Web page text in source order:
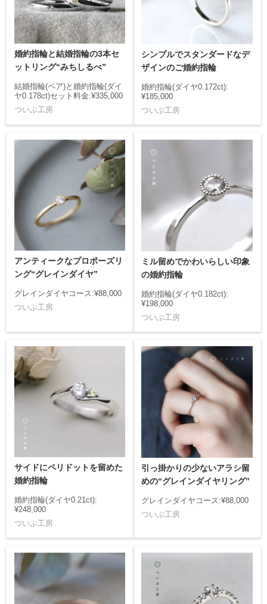
婚約指輪と結婚指輪の3本セ
ットリング“みちしるべ”
結婚指輪(ペア)と婚約指輪(ダイ
ヤ0.178ct)セット料金:¥335,000
ついぶ工房
シンプルでスタンダードなデ
ザインのご婚約指輪
婚約指輪(ダイヤ0.172ct):
¥185,000
ついぶ工房
アンティークなプロポーズリ
ング“グレインダイヤ”
グレインダイヤコース:¥88,000
ついぶ工房
ミル留めでかわいらしい印象
の婚約指輪
婚約指輪(ダイヤ0.182ct):
¥198,000
ついぶ工房
サイドにペリドットを留めた
婚約指輪
婚約指輪(ダイヤ0.21ct):
¥248,000
ついぶ工房
引っ掛かりの少ないアラシ留
めの“グレインダイヤリング”
グレインダイヤコース:¥88,000
ついぶ工房